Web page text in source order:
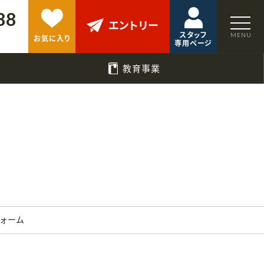
お気に入り
エントリー
スタッフ
専用ページ
教育事業
ーム